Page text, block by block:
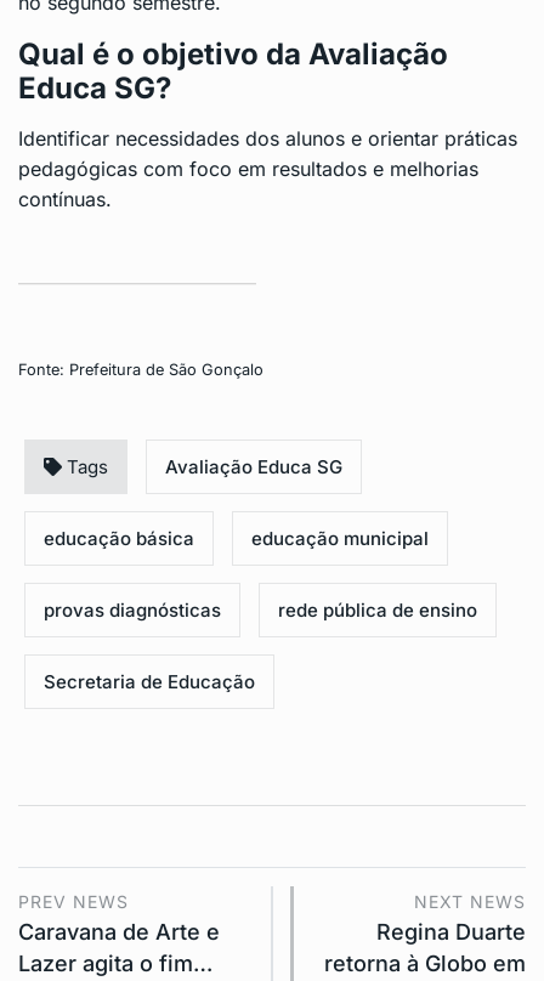
Qual é o objetivo da Avaliação
Educa SG?
Identificar necessidades dos alunos e orientar práticas
pedagógicas com foco em resultados e melhorias
contínuas.
Fonte: Prefeitura de São Gonçalo
Tags Avaliação Educa SG
educação básica educação municipal
provas diagnósticas rede pública de ensino
Secretaria de Educação
PREV NEWS
Caravana de Arte e
Lazer agita o fim…
NEXT NEWS
Regina Duarte
retorna à Globo em